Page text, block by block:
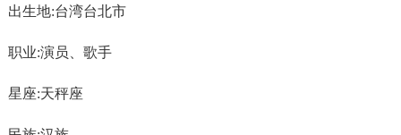
出生地:台湾台北市
职业:演员、歌手
星座:天秤座